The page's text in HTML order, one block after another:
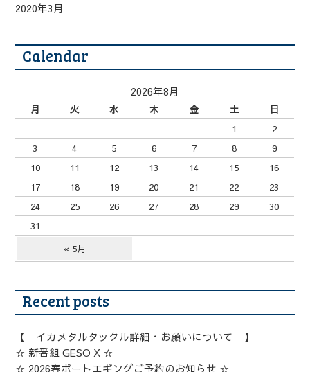
2020年3月
Calendar
2026年8月
月 火 水 木 金 土 日
« 5月
1
2
3
4 5 6 7 8
9
10
11 12 13 14 15
16
17
18 19 20 21 22
23
24
25 26 27 28 29
30
31
Recent posts
【 イカメタルタックル詳細・お願いについて 】
☆ 新番組 GESO X ☆
☆ 2026春ボートエギングご予約のお知らせ ☆